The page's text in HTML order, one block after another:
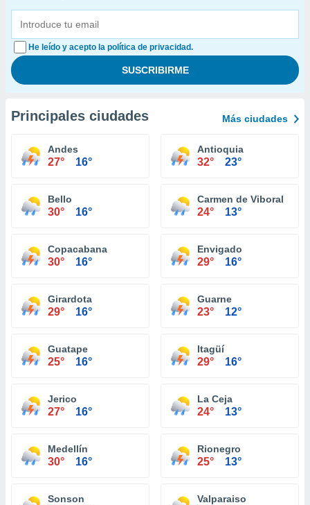
He leído y acepto la política de privacidad.
Principales ciudades Más ciudades
Andes
27° 16°
Antioquia
32° 23°
Bello
30° 16°
Carmen de Viboral
24° 13°
Copacabana
30° 16°
Envigado
29° 16°
Girardota
29° 16°
Guarne
23° 12°
Guatape
25° 16°
Itagüí
29° 16°
Jerico
27° 16°
La Ceja
24° 13°
Medellín
30° 16°
Rionegro
25° 13°
Sonson Valparaiso